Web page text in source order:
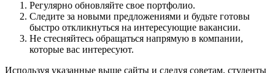
Регулярно обновляйте свое портфолио.
Следите за новыми предложениями и будьте готовы
быстро откликнуться на интересующие вакансии.
Не стесняйтесь обращаться напрямую в компании,
которые вас интересуют.
Используя указанные выше сайты и следуя советам, студенты